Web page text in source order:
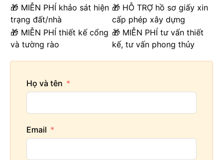
🎁 MIỄN PHÍ khảo sát hiện
trạng đất/nhà
🎁 HỖ TRỢ hồ sơ giấy xin
cấp phép xây dựng
🎁 MIỄN PHÍ thiết kế cổng
và tường rào
🎁 MIỄN PHÍ tư vấn thiết
kế, tư vấn phong thủy
Họ và tên
Email